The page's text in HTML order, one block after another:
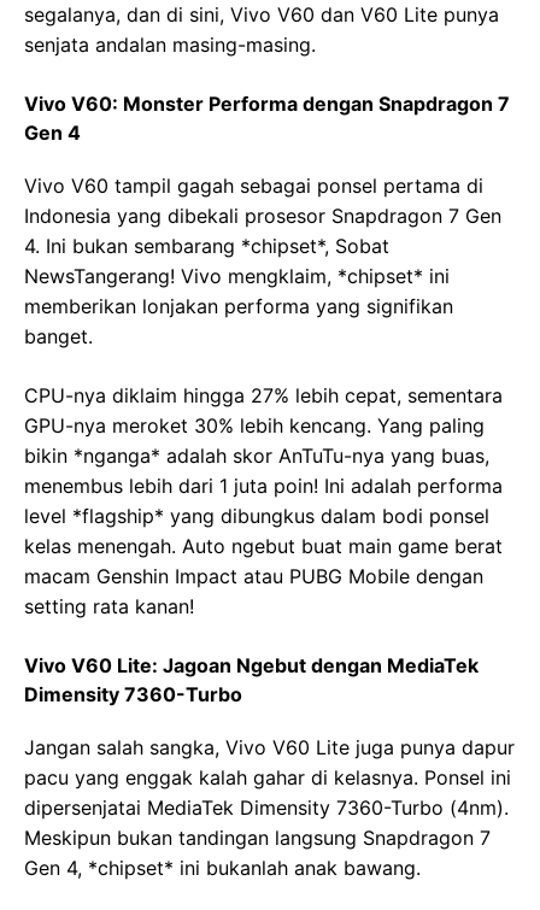
segalanya, dan di sini, Vivo V60 dan V60 Lite punya
senjata andalan masing-masing.
Vivo V60: Monster Performa dengan Snapdragon 7
Gen 4
Vivo V60 tampil gagah sebagai ponsel pertama di
Indonesia yang dibekali prosesor Snapdragon 7 Gen
4. Ini bukan sembarang *chipset*, Sobat
NewsTangerang! Vivo mengklaim, *chipset* ini
memberikan lonjakan performa yang signifikan
banget.
CPU-nya diklaim hingga 27% lebih cepat, sementara
GPU-nya meroket 30% lebih kencang. Yang paling
bikin *nganga* adalah skor AnTuTu-nya yang buas,
menembus lebih dari 1 juta poin! Ini adalah performa
level *flagship* yang dibungkus dalam bodi ponsel
kelas menengah. Auto ngebut buat main game berat
macam Genshin Impact atau PUBG Mobile dengan
setting rata kanan!
Vivo V60 Lite: Jagoan Ngebut dengan MediaTek
Dimensity 7360-Turbo
Jangan salah sangka, Vivo V60 Lite juga punya dapur
pacu yang enggak kalah gahar di kelasnya. Ponsel ini
dipersenjatai MediaTek Dimensity 7360-Turbo (4nm).
Meskipun bukan tandingan langsung Snapdragon 7
Gen 4, *chipset* ini bukanlah anak bawang.